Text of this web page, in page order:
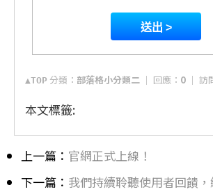
▲TOP 分類： 部落格小分類二 │ 回應： 0 │ 訪
本文標籤:
上一篇： 官網正式上線！
下一篇： 我們持續聆聽使用者回饋